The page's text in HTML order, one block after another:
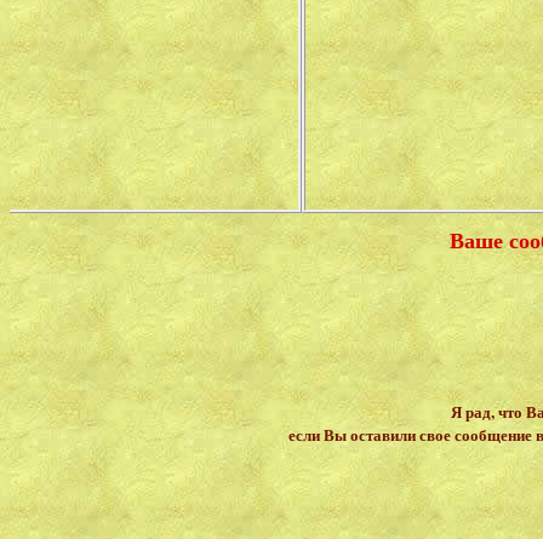
Ваше
Я рад, что
если Вы оставили свое сообщение